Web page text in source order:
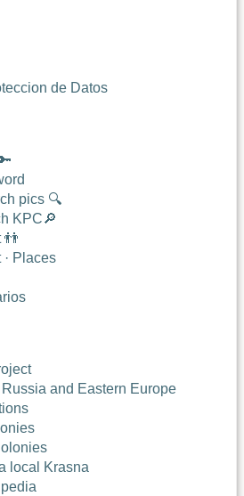
de Datos
pics 🔍
KPC🔎
👬
Places
and Eastern Europe
local Krasna